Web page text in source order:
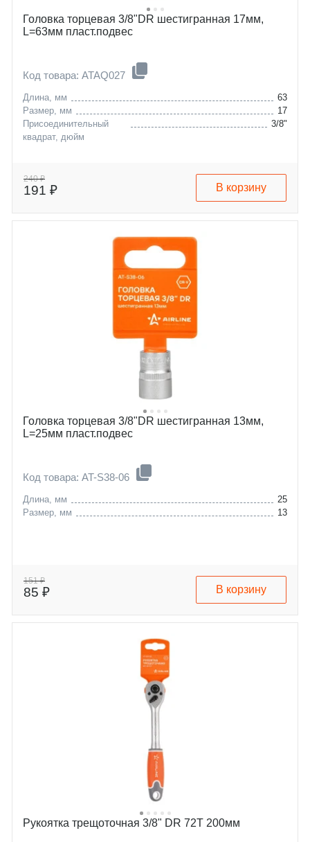
Головка торцевая 3/8"DR шестигранная 17мм,
L=63мм пласт.подвес
Код товара: ATAQ027
Длина, мм
63
Размер, мм
17
Присоединительный
квадрат, дюйм
3/8"
240 ₽
191 ₽ В корзину
Головка торцевая 3/8"DR шестигранная 13мм,
L=25мм пласт.подвес
Код товара: AT-S38-06
Длина, мм
25
Размер, мм
13
151 ₽
85 ₽ В корзину
Рукоятка трещоточная 3/8" DR 72T 200мм